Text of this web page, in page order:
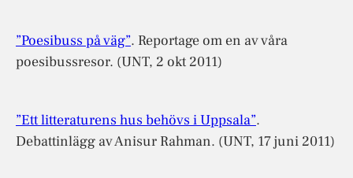
”Poesibuss på väg”. Reportage om en av våra
poesibussresor. (UNT, 2 okt 2011)
”Ett litteraturens hus behövs i Uppsala”.
Debattinlägg av Anisur Rahman. (UNT, 17 juni 2011)